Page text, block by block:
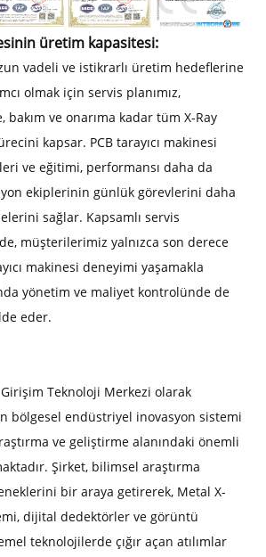
üretim kapasitesi:
vadeli ve istikrarlı üretim hedeflerine
olmak için servis planımız,
ve onarıma kadar tüm X-Ray
kapsar. PCB tarayıcı makinesi
ve eğitimi, performansı daha da
ekiplerinin günlük görevlerini daha
sağlar. Kapsamlı servis
müşterilerimiz yalnızca son derece
makinesi deneyimi yaşamakla
yönetim ve maliyet kontrolünde de
eder.
Teknoloji Merkezi olarak
bölgesel endüstriyel inovasyon sistemi
ve geliştirme alanındaki önemli
Şirket, bilimsel araştırma
bir araya getirerek, Metal X-
dijital dedektörler ve görüntü
teknolojilerde çığır açan atılımlar